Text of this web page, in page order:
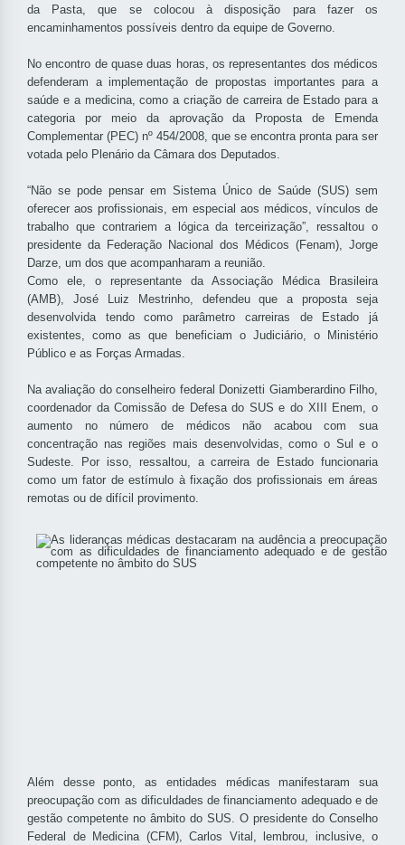
da Pasta, que se colocou à disposição para fazer os
encaminhamentos possíveis dentro da equipe de Governo.
No encontro de quase duas horas, os representantes dos médicos
defenderam a implementação de propostas importantes para a
saúde e a medicina, como a criação de carreira de Estado para a
categoria por meio da aprovação da Proposta de Emenda
Complementar (PEC) nº 454/2008, que se encontra pronta para ser
votada pelo Plenário da Câmara dos Deputados.
“Não se pode pensar em Sistema Único de Saúde (SUS) sem
oferecer aos profissionais, em especial aos médicos, vínculos de
trabalho que contrariem a lógica da terceirização”, ressaltou o
presidente da Federação Nacional dos Médicos (Fenam), Jorge
Darze, um dos que acompanharam a reunião.
Como ele, o representante da Associação Médica Brasileira
(AMB), José Luiz Mestrinho, defendeu que a proposta seja
desenvolvida tendo como parâmetro carreiras de Estado já
existentes, como as que beneficiam o Judiciário, o Ministério
Público e as Forças Armadas.
Na avaliação do conselheiro federal Donizetti Giamberardino Filho,
coordenador da Comissão de Defesa do SUS e do XIII Enem, o
aumento no número de médicos não acabou com sua
concentração nas regiões mais desenvolvidas, como o Sul e o
Sudeste. Por isso, ressaltou, a carreira de Estado funcionaria
como um fator de estímulo à fixação dos profissionais em áreas
remotas ou de difícil provimento.
Além desse ponto, as entidades médicas manifestaram sua
preocupação com as dificuldades de financiamento adequado e de
gestão competente no âmbito do SUS. O presidente do Conselho
Federal de Medicina (CFM), Carlos Vital, lembrou, inclusive, o